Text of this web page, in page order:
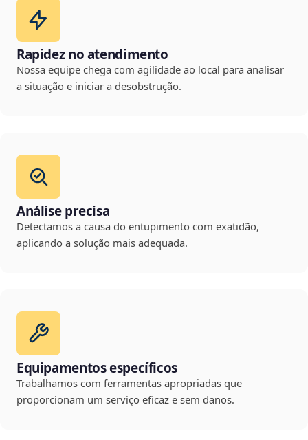
Rapidez no atendimento
Nossa equipe chega com agilidade ao local para analisar
a situação e iniciar a desobstrução.
Análise precisa
Detectamos a causa do entupimento com exatidão,
aplicando a solução mais adequada.
Equipamentos específicos
Trabalhamos com ferramentas apropriadas que
proporcionam um serviço eficaz e sem danos.